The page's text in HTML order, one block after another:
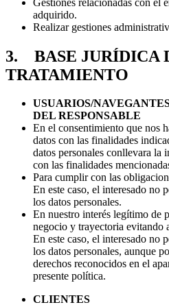
adquirido.
Realizar gestiones
3. BASE JURÍDICA
TRATAMIENTO
USUARIOS/
DEL RESPONSABLE
En el consentimiento que nos
datos con las finalidades
datos personales conllevara la
con las finalidades
Para cumplir con las
En este caso, el interesado no
los datos personales.
En nuestro interés legítimo de
negocio y trayectoria evitando
En este caso, el interesado no
los datos personales, aunque
derechos reconocidos en el
presente política.
CLIENTES